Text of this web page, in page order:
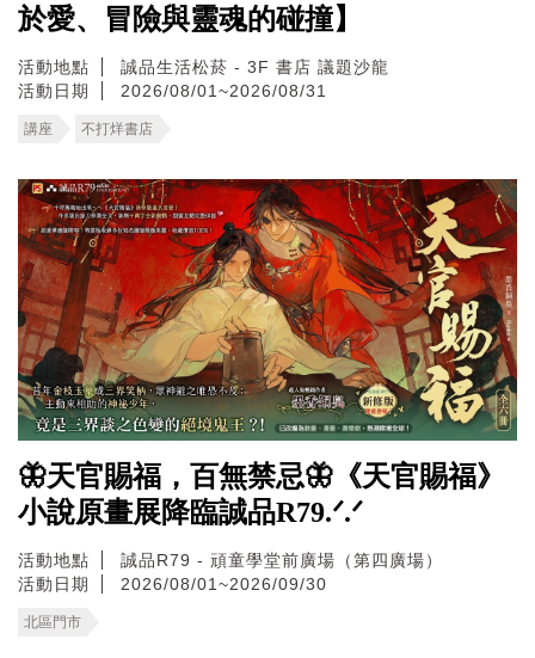
於愛、冒險與靈魂的碰撞】
活動地點
誠品生活松菸 - 3F 書店 議題沙龍
活動日期
2026/08/01~2026/08/31
講座 不打烊書店
🦋天官賜福，百無禁忌🦋《天官賜福》
小說原畫展降臨誠品R79.ᐟ.ᐟ
活動地點
誠品R79 - 頑童學堂前廣場（第四廣場）
活動日期
2026/08/01~2026/09/30
北區門市